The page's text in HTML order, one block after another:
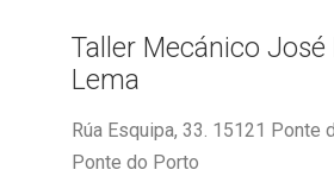
Taller Mecánico
Lema
Rúa Esquipa, 33. 15121 Ponte
Ponte do Porto